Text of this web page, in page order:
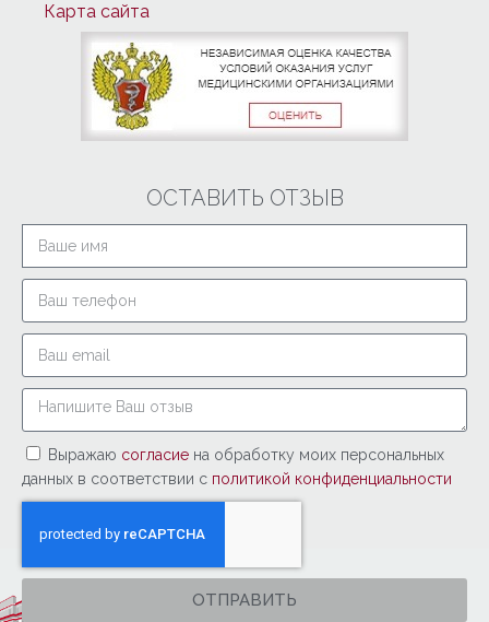
Карта сайта
ОСТАВИТЬ ОТЗЫВ
Выражаю согласие на обработку моих персональных
данных в соответствии с политикой конфиденциальности
ОТПРАВИТЬ